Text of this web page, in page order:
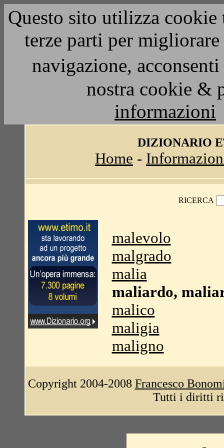
Questo sito utilizza
terze parti per
navigazione,
nostra cookie &
informazioni
DIZIONARIO
Home -
RICERCA
malevolo
malgrado
malia
maliardo,
malico
maligia
maligno
Copyright 2004-2008 Francesco
Tutti i diritti